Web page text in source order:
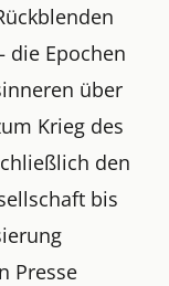
die Epochen
über
Krieg des
den
bis
Presse